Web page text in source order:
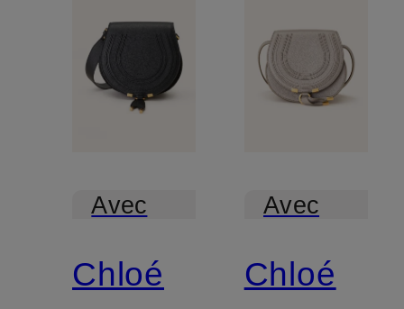
Avec
Chloé
Avec
Chloé